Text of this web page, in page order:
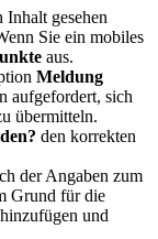
Inhalt gesehen
Sie ein mobiles
aus.
Meldung
aufgefordert, sich
übermitteln.
den korrekten
der Angaben zum
Grund für die
und